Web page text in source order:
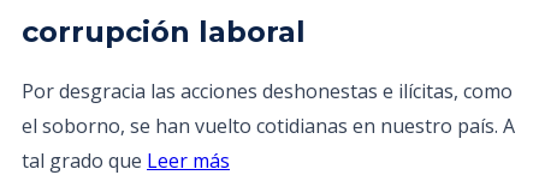
corrupción laboral
Por desgracia las acciones deshonestas e ilícitas, como
el soborno, se han vuelto cotidianas en nuestro país. A
tal grado que Leer más